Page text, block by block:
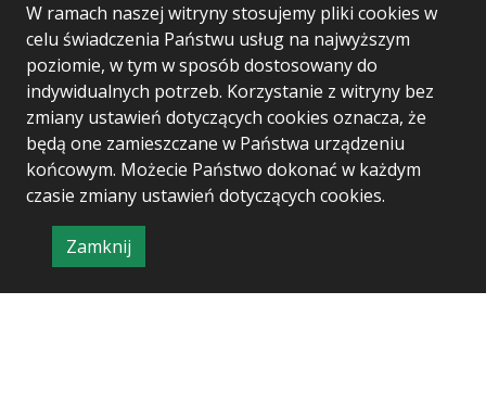
W ramach naszej witryny stosujemy pliki cookies w
celu świadczenia Państwu usług na najwyższym
poziomie, w tym w sposób dostosowany do
indywidualnych potrzeb. Korzystanie z witryny bez
zmiany ustawień dotyczących cookies oznacza, że
będą one zamieszczane w Państwa urządzeniu
końcowym. Możecie Państwo dokonać w każdym
czasie zmiany ustawień dotyczących cookies.
Zamknij
informację
o
Ecosystem Services MARBEFES project
has received funding from the European
Union’s Horizon Europe research and
innovation programme under Grant
Agreement no 101060937
Project & realization: